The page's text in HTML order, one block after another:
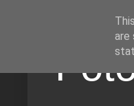
are